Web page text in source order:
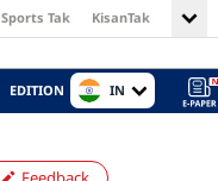
Sports Tak KisanTak
EDITION IN